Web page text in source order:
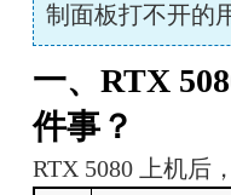
制面板打不开的
一、RTX
件事？
RTX 5080 上机后